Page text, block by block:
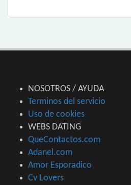
NOSOTROS / AYUDA
Terminos del servicio
Uso de cookies
WEBS DATING
QueContactos.com
Adanel.com
Amor Esporadico
Cv Lovers